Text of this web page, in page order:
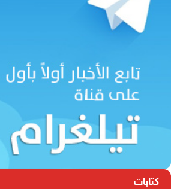
كتابات